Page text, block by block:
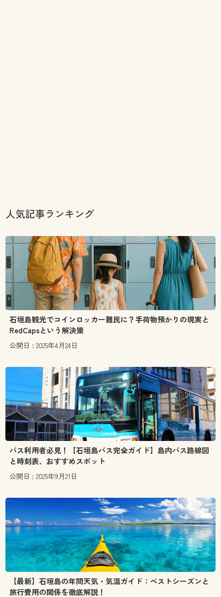
人気記事ランキング
石垣島観光でコインロッカー難民に？手荷物預かりの現実と
RedCapsという解決策
公開日 : 2025年4月24日
バス利用者必見！【石垣島バス完全ガイド】島内バス路線図
と時刻表、おすすめスポット
公開日 : 2025年9月21日
【最新】石垣島の年間天気・気温ガイド：ベストシーズンと
旅行費用の関係を徹底解説！